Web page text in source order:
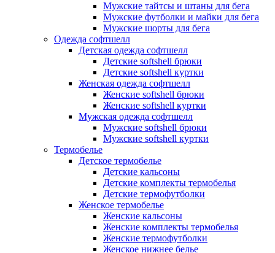
Мужские тайтсы и штаны для бега
Мужские футболки и майки для бега
Мужские шорты для бега
Одежда софтшелл
Детская одежда софтшелл
Детские softshell брюки
Детские softshell куртки
Женская одежда софтшелл
Женские softshell брюки
Женские softshell куртки
Мужская одежда софтшелл
Мужские softshell брюки
Мужские softshell куртки
Термобелье
Детское термобелье
Детские кальсоны
Детские комплекты термобелья
Детские термофутболки
Женское термобелье
Женские кальсоны
Женские комплекты термобелья
Женские термофутболки
Женское нижнее белье